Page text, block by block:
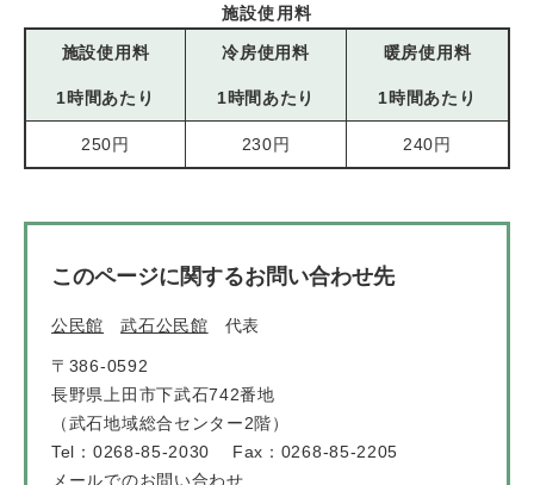
施設使用料
施設使用料
1時間あたり
冷房使用料
1時間あたり
暖房使用料
1時間あたり
250円 230円 240円
このページに関するお問い合わせ先
公民館 武石公民館 代表
〒386-0592
長野県上田市下武石742番地
（武石地域総合センター2階）
Tel：0268-85-2030
Fax：0268-85-2205
メールでのお問い合わせ